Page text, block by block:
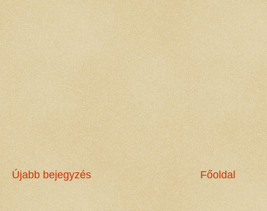
Újabb bejegyzés Főoldal